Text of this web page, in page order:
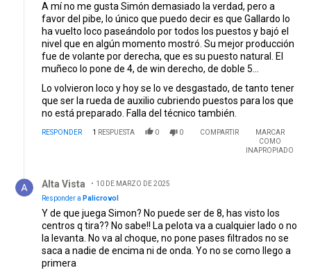
A mí no me gusta Simón demasiado la verdad, pero a
favor del pibe, lo único que puedo decir es que Gallardo lo
ha vuelto loco paseándolo por todos los puestos y bajó el
nivel que en algún momento mostró. Su mejor producción
fue de volante por derecha, que es su puesto natural. El
muñeco lo pone de 4, de win derecho, de doble 5...
Lo volvieron loco y hoy se lo ve desgastado, de tanto tener
que ser la rueda de auxilio cubriendo puestos para los que
no está preparado. Falla del técnico también.
RESPONDER 1 RESPUESTA 0 0 COMPARTIR
MARCAR
COMO
INAPROPIADO
Alta Vista
10 DE MARZO DE 2025
Responder a Palicrovol
Y de que juega Simon? No puede ser de 8, has visto los
centros q tira?? No sabe!! La pelota va a cualquier lado o no
la levanta. No va al choque, no pone pases filtrados no se
saca a nadie de encima ni de onda. Yo no se como llego a
primera